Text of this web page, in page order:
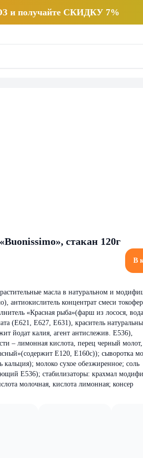
и получайте СКИДКУ 7%
стакан 120г
В
масла в натуральном и
антиокислитель концентрат смеси
«Красная рыба»(фарш из лосося,
(Е621, Е627, Е631), краситель
йодат калия, агент антислежив. Е536),
– лимонная кислота, перец черный молот,
Е120, Е160с)); сыворотка
кальция); молоко сухое обезжиренное; соль
Е536); стабилизаторы: крахмал
молочная, кислота лимонная; консер